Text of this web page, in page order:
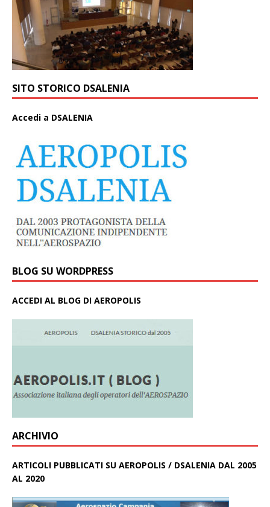
SITO STORICO DSALENIA
Accedi a DSALENIA
BLOG SU WORDPRESS
ACCEDI AL BLOG DI AEROPOLIS
ARCHIVIO
ARTICOLI PUBBLICATI SU AEROPOLIS / DSALENIA DAL 2005
AL 2020